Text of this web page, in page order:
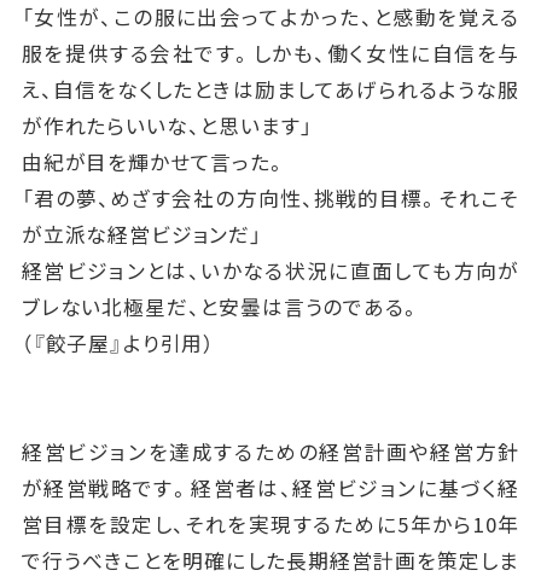
「女性が、この服に出会ってよかった、と感動を覚える
服を提供する会社です。しかも、働く女性に自信を与
え、自信をなくしたときは励ましてあげられるような服
が作れたらいいな、と思います」
由紀が目を輝かせて言った。
「君の夢、めざす会社の方向性、挑戦的目標。それこそ
が立派な経営ビジョンだ」
経営ビジョンとは、いかなる状況に直面しても方向が
ブレない北極星だ、と安曇は言うのである。
（『餃子屋』より引用）
経営ビジョンを達成するための経営計画や経営方針
が経営戦略です。経営者は、経営ビジョンに基づく経
営目標を設定し、それを実現するために5年から10年
で行うべきことを明確にした長期経営計画を策定しま